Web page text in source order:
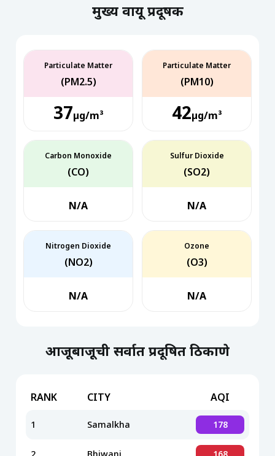
मुख्य वायू प्रदूषक
Particulate Matter
(PM2.5)
37µg/m³
Particulate Matter
(PM10)
42µg/m³
Carbon Monoxide
(CO)
N/A
Sulfur Dioxide
(SO2)
N/A
Nitrogen Dioxide
(NO2)
N/A
Ozone
(O3)
N/A
आजूबाजूची सर्वात प्रदूषित ठिकाणे
RANK CITY AQI
1 Samalkha 178